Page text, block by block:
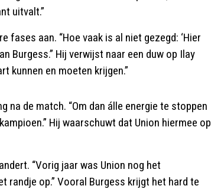
uitvalt.”
fases aan. “Hoe vaak is al niet gezegd: ‘Hier
Burgess.” Hij verwijst naar een duw op Ilay
kunnen en moeten krijgen.”
na de match. “Om dan álle energie te stoppen
Hij waarschuwt dat Union hiermee op
“Vorig jaar was Union nog het
randje op.” Vooral Burgess krijgt het hard te